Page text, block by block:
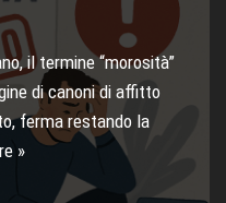
il termine “morosità”
di canoni di affitto
ferma restando la
»